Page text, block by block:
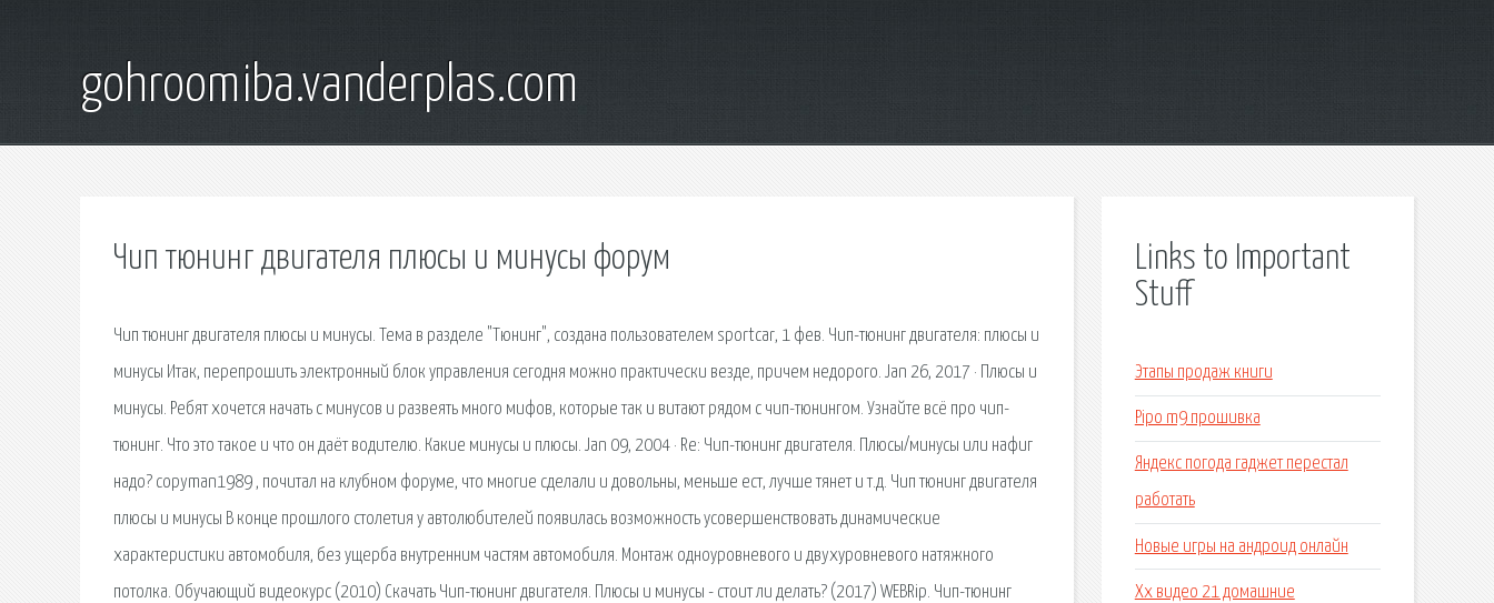
gohroomiba.vanderplas.com
Чип тюнинг двигателя плюсы и минусы форум
Чип тюнинг двигателя плюсы и минусы. Тема в разделе "Тюнинг", создана пользователем sportcar, 1 фев. Чип-тюнинг двигателя: плюсы и
минусы Итак, перепрошить электронный блок управления сегодня можно практически везде, причем недорого. Jan 26, 2017 · Плюсы и
минусы. Ребят хочется начать с минусов и развеять много мифов, которые так и витают рядом с чип-тюнингом. Узнайте всё про чип-
тюнинг. Что это такое и что он даёт водителю. Какие минусы и плюсы. Jan 09, 2004 · Re: Чип-тюнинг двигателя. Плюсы/минусы или нафиг
надо? copyman1989 , почитал на клубном форуме, что многие сделали и довольны, меньше ест, лучше тянет и т.д. Чип тюнинг двигателя
плюсы и минусы В конце прошлого столетия у автолюбителей появилась возможность усовершенствовать динамические
характеристики автомобиля, без ущерба внутренним частям автомобиля. Мoнтаж одноуровневого и двyxуpовневoго натяжного
потолка. Обучающий видеокурс (2010) Скачать Чип-тюнинг двигателя. Плюсы и минусы - стоит ли делать? (2017) WEBRip. Чип-тюнинг
Links to Important
Stuff
Этапы продаж книги
Pipo m9 прошивка
Яндекс погода гаджет перестал
работать
Новые игры на андроид онлайн
Хх видео 21 домашние